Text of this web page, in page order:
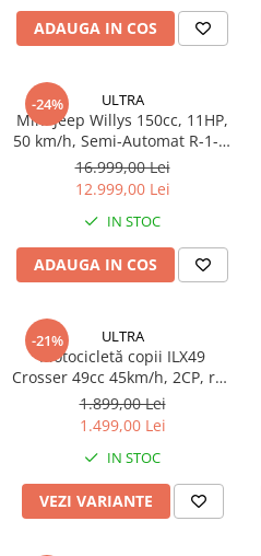
Valve & extensii
Acceleratoare & comenzi
Display-uri / ecrane
Lumini / iluminare
BMS
Controlere & Conversoare DC/DC
Încărcătoare
Prize de încărcare
Cabluri pentru baterii
Componente baterii
Localizatoare GPS
Mecanică
Furci / mânere principale &
ADAUGA IN COS
-24% ULTRA
Mini Jeep Willys 150cc, 11HP,
50 km/h, Semi-Automat R-1-2-
3, Pornire Electrică, 2 Locuri,
Sarcină 200kg
16.999,00 Lei
12.999,00 Lei
IN STOC
ADAUGA IN COS
-21% ULTRA
Motocicletă copii ILX49
Crosser 49cc 45km/h, 2CP, roți
10”, frâne hidraulice, 60kg
1.899,00 Lei
1.499,00 Lei
IN STOC
VEZI VARIANTE